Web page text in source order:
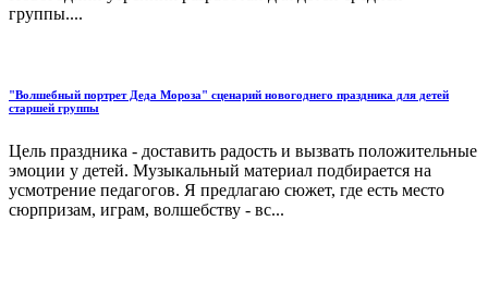
группы....
"Волшебный портрет Деда Мороза" сценарий новогоднего праздника для детей
старшей группы
Цель праздника - доставить радость и вызвать положительные
эмоции у детей. Музыкальный материал подбирается на
усмотрение педагогов. Я предлагаю сюжет, где есть место
сюрпризам, играм, волшебству - вс...